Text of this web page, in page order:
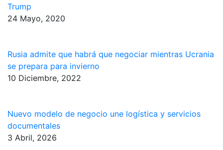
Trump
24 Mayo, 2020
Rusia admite que habrá que negociar mientras Ucrania
se prepara para invierno
10 Diciembre, 2022
Nuevo modelo de negocio une logística y servicios
documentales
3 Abril, 2026